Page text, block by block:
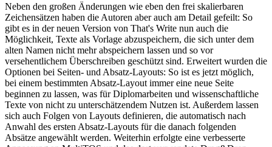
Neben den großen Änderungen wie eben den frei skalierbaren
Zeichensätzen haben die Autoren aber auch am Detail gefeilt: So
gibt es in der neuen Version von That's Write nun auch die
Möglichkeit, Texte als Vorlage abzuspeichern, die sich unter dem
alten Namen nicht mehr abspeichern lassen und so vor
versehentlichem Überschreiben geschützt sind. Erweitert wurden die
Optionen bei Seiten- und Absatz-Layouts: So ist es jetzt möglich,
bei einem bestimmten Absatz-Layout immer eine neue Seite
beginnen zu lassen, was für Diplomarbeiten und wissenschaftliche
Texte von nicht zu unterschätzendem Nutzen ist. Außerdem lassen
sich auch Folgen von Layouts definieren, die automatisch nach
Anwahl des ersten Absatz-Layouts für die danach folgenden
Absätze angewählt werden. Weiterhin erfolgte eine verbesserte